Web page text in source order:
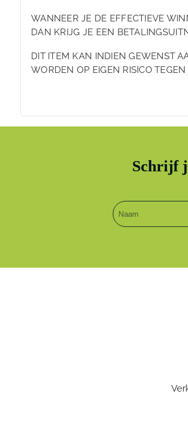
WANNEER JE DE EFFECTIEVE
DAN KRIJG JE EEN
DIT ITEM KAN INDIEN GEWENST
WORDEN OP EIGEN RISICO
Schrijf